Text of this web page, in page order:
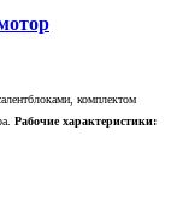
комплектом
Рабочие характеристики: